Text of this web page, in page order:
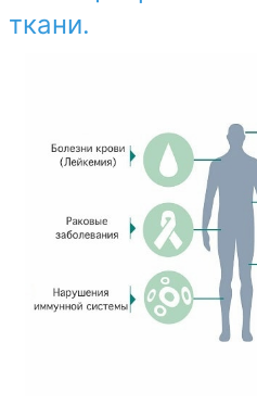
ткани.